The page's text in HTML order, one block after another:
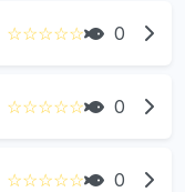
☆☆☆☆☆ 0
☆☆☆☆☆ 0
☆☆☆☆☆ 0